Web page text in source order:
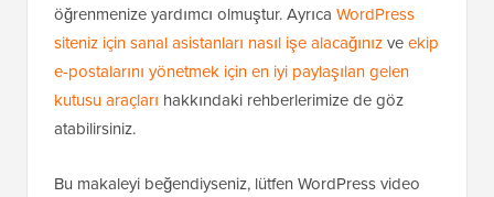
öğrenmenize yardımcı olmuştur. Ayrıca WordPress
siteniz için sanal asistanları nasıl işe alacağınızveekip
e-postalarını yönetmek için en iyi paylaşılan gelen
kutusu araçları hakkındaki rehberlerimize de göz
atabilirsiniz.
Bu makaleyi beğendiyseniz, lütfen WordPress video